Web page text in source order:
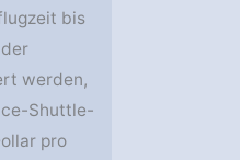
bis
werden,
Shuttle-
pro